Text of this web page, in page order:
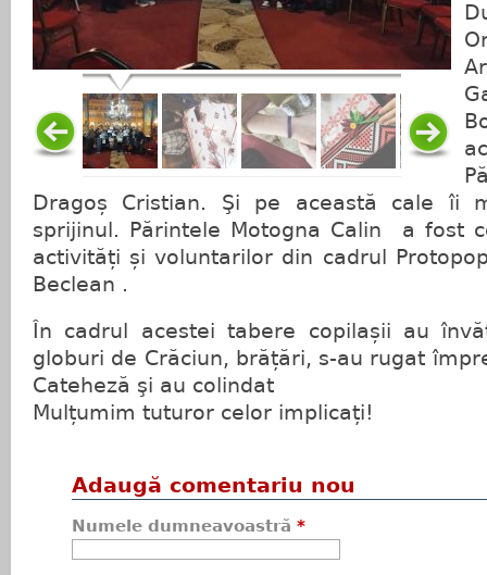
Dragoș Cristian. Şi pe această cale îi
sprijinul. Părintele Motogna Calin a fost
activități și voluntarilor din cadrul
Beclean .
În cadrul acestei tabere copilașii au
globuri de Crăciun, brățări, s-au rugat
Cateheză şi au colindat
Mulțumim tuturor celor implicați!
Adaugă comentariu nou
Numele dumneavoastră *